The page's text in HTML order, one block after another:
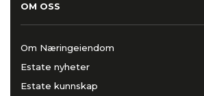
OM OSS
Om Næringeiendom
Estate nyheter
Estate kunnskap